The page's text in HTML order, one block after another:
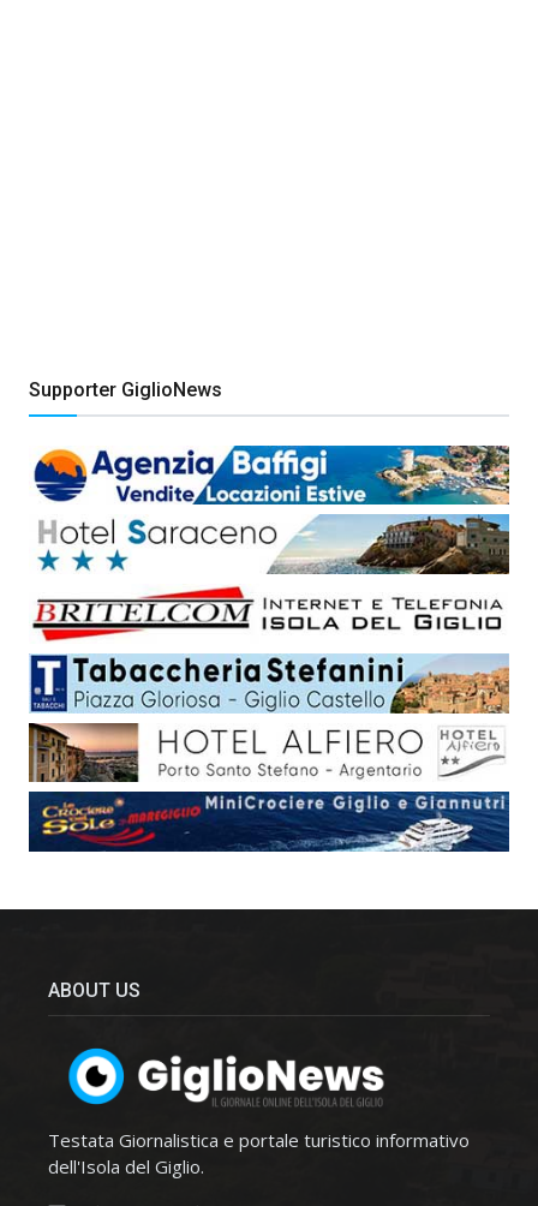
Supporter GiglioNews
ABOUT US
Testata Giornalistica e portale turistico informativo
dell'Isola del Giglio.